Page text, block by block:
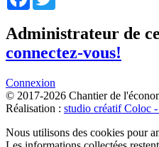
Administrateur de
connectez-vous!
Connexion
© 2017-2026 Chantier de
Réalisation : studio créatif Coloc
Nous utilisons des cookies pour